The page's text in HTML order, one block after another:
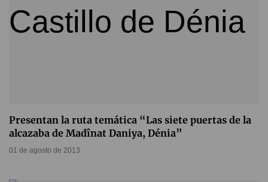
Presentan la ruta temática “Las siete puertas de la
alcazaba de Madînat Daniya, Dénia”
01 de agosto de 2013